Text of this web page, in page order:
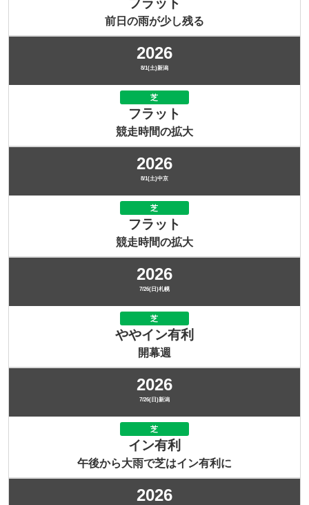
前日の雨が少し残る
2026
8/1(土)新潟
芝
フラット
競走時間の拡大
2026
8/1(土)中京
芝
フラット
競走時間の拡大
2026
7/26(日)札幌
芝
ややイン有利
開幕週
2026
7/26(日)新潟
芝
イン有利
午後から大雨で芝はイン有利に
2026